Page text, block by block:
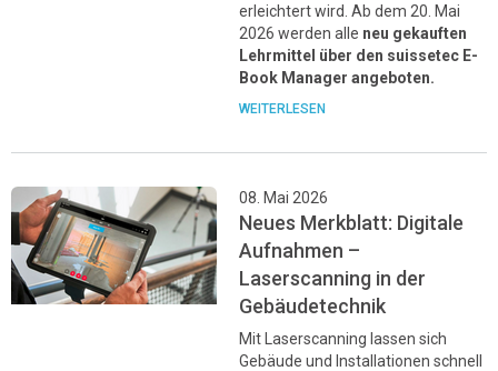
erleichtert wird. Ab dem 20. Mai
2026 werden alle neu gekauften
Lehrmittel über den suissetec E-
Book Manager angeboten.
WEITERLESEN
08. Mai 2026
Neues Merkblatt: Digitale
Aufnahmen –
Laserscanning in der
Gebäudetechnik
Mit Laserscanning lassen sich
Gebäude und Installationen schnell